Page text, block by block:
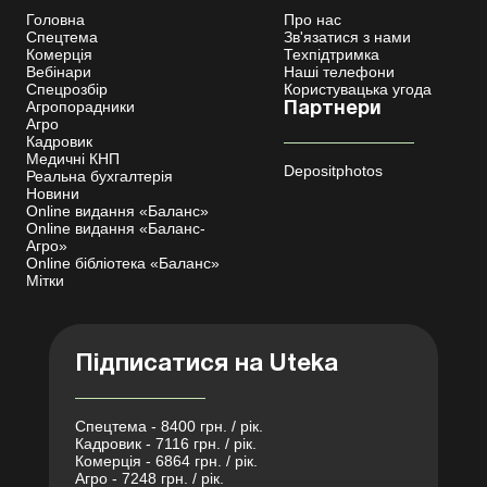
Головна
Спецтема
Комерція
Вебінари
Спецрозбір
Агропорадники
Агро
Кадровик
Медичні КНП
Реальна бухгалтерія
Новини
Online видання «Баланс»
Online видання «Баланс-
Агро»
Online бібліотека «Баланс»
Мітки
Про нас
Зв'язатися з нами
Техпідтримка
Наші телефони
Користувацька угода
Партнери
Depositphotos
Підписатися на Uteka
Спецтема - 8400 грн. / рік.
Кадровик - 7116 грн. / рік.
Комерція - 6864 грн. / рік.
Агро - 7248 грн. / рік.